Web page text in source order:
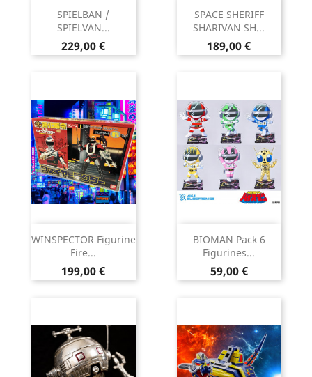
SPIELBAN /
SPIELVAN...
Prix
229,00 €
SPACE SHERIFF
SHARIVAN SH...
Prix
189,00 €
WINSPECTOR Figurine
Fire...
Prix
199,00 €
BIOMAN Pack 6
Figurines...
Prix
59,00 €